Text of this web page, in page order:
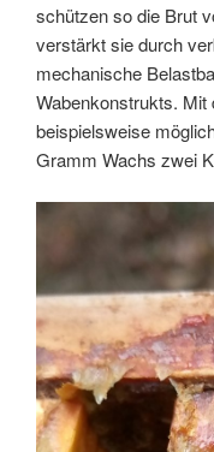
schützen so die Brut
verstärkt sie durch
mechanische
Wabenkonstrukts. Mit
beispielsweise
Gramm Wachs zwei